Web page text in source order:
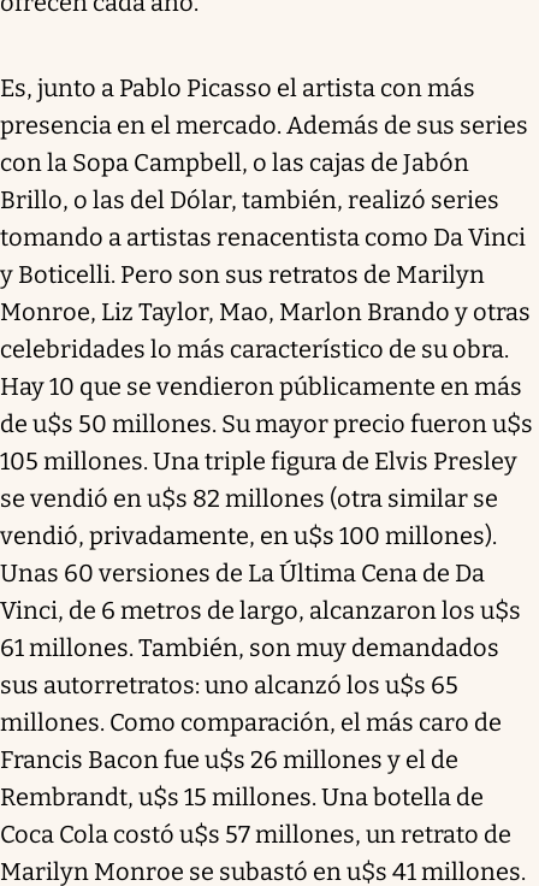
Es, junto a Pablo Picasso el artista con más
presencia en el mercado. Además de sus series
con la Sopa Campbell, o las cajas de Jabón
Brillo, o las del Dólar, también, realizó series
tomando a artistas renacentista como Da Vinci
y Boticelli. Pero son sus retratos de Marilyn
Monroe, Liz Taylor, Mao, Marlon Brando y otras
celebridades lo más característico de su obra.
Hay 10 que se vendieron públicamente en más
de u$s 50 millones. Su mayor precio fueron u$s
105 millones. Una triple figura de Elvis Presley
se vendió en u$s 82 millones (otra similar se
vendió, privadamente, en u$s 100 millones).
Unas 60 versiones de La Última Cena de Da
Vinci, de 6 metros de largo, alcanzaron los u$s
61 millones. También, son muy demandados
sus autorretratos: uno alcanzó los u$s 65
millones. Como comparación, el más caro de
Francis Bacon fue u$s 26 millones y el de
Rembrandt, u$s 15 millones. Una botella de
Coca Cola costó u$s 57 millones, un retrato de
Marilyn Monroe se subastó en u$s 41 millones.